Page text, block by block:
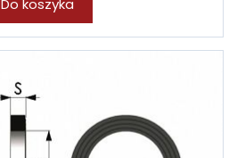
Do koszyka